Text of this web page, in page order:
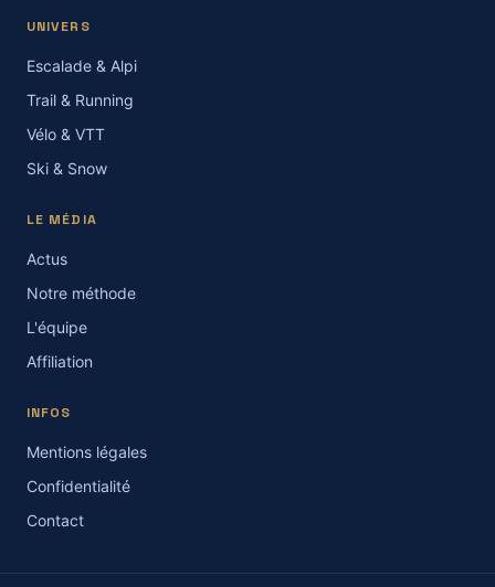
UNIVERS
Escalade & Alpi
Trail & Running
Vélo & VTT
Ski & Snow
LE MÉDIA
Actus
Notre méthode
L'équipe
Affiliation
INFOS
Mentions légales
Confidentialité
Contact